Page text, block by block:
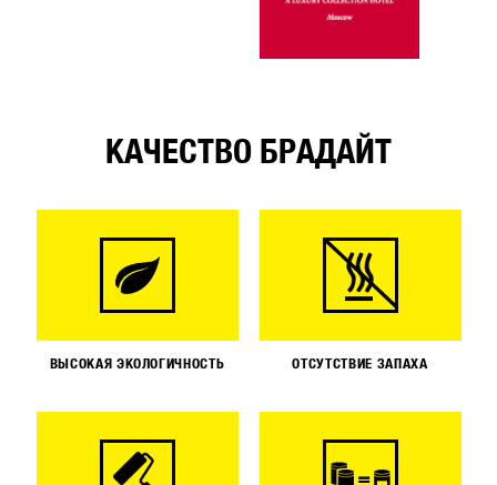
КАЧЕСТВО БРАДАЙТ
ВЫСОКАЯ ЭКОЛОГИЧНОСТЬ ОТСУТСТВИЕ ЗАПАХА